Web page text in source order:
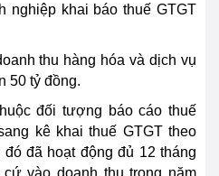
nghiệp khai báo thuế GTGT
thu hàng hóa và dịch vụ
50 tỷ đồng.
đối tượng báo cáo thuế
kê khai thuế GTGT theo
đã hoạt động đủ 12 tháng
vào doanh thu trong năm